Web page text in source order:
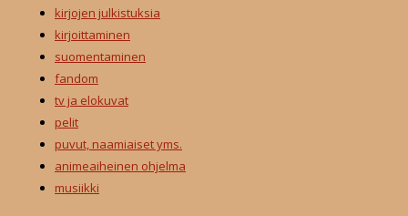
kirjojen julkistuksia
kirjoittaminen
suomentaminen
fandom
tv ja elokuvat
pelit
puvut, naamiaiset yms.
animeaiheinen ohjelma
musiikki